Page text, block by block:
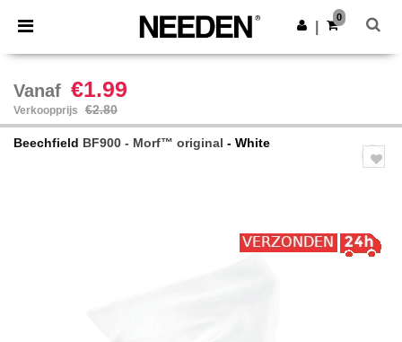
× Needen-app
Betere prijzen in de app!
Download app
0
Vanaf €1.99
Verkoopprijs €2.80
Beechfield BF900 - Morf™ original - White